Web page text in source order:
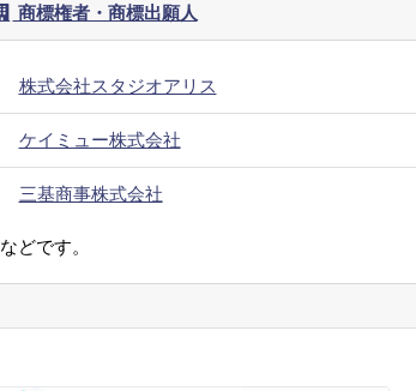
商標権者・商標出願人
株式会社スタジオアリス
ケイミュー株式会社
三基商事株式会社
などです。